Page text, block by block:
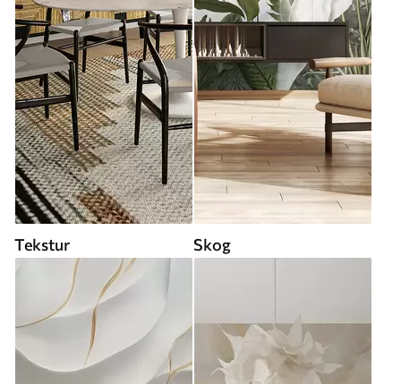
Tekstur Skog